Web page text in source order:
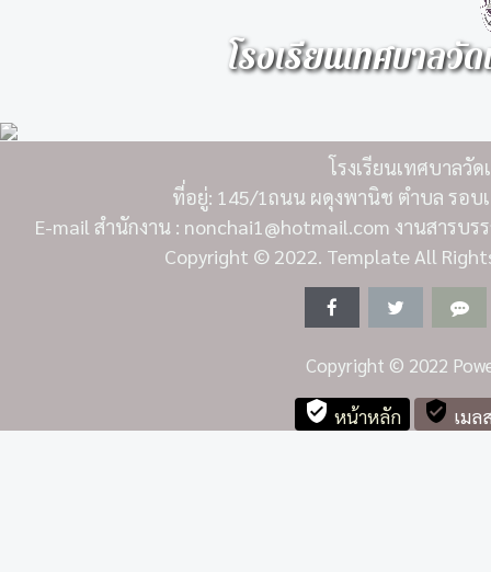
โรงเรียนเทศบาลวั
โรงเรียนเทศบาลวั
ที่อยู่: 145/1ถนน ผดุงพานิช ตำบล รอบเ
E-mail สำนักงาน : nonchai1@hotmail.com งานสารบ
Copyright © 2022. Template All
Copyright © 2022
verified_user หน้าหลัก verified_user เมล